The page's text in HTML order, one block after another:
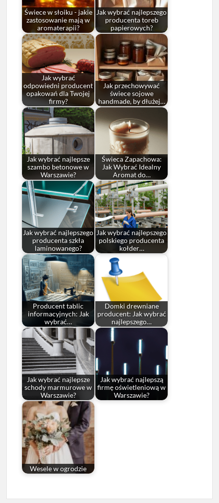
Świece w słoiku - jakie
zastosowanie mają w
aromaterapii?
Jak wybrać najlepszego
producenta toreb
papierowych?
Jak wybrać
odpowiedni producent
opakowań dla Twojej
firmy?
Jak przechowywać
świece sojowe
handmade, by dłużej…
Jak wybrać najlepsze
szambo betonowe w
Warszawie?
Świeca Zapachowa:
Jak Wybrać Idealny
Aromat do…
Jak wybrać najlepszego
producenta szkła
laminowanego?
Jak wybrać najlepszego
polskiego producenta
kołder…
Producent tablic
informacyjnych: Jak
wybrać…
Domki drewniane
producent: Jak wybrać
najlepszego…
Jak wybrać najlepsze
schody marmurowe w
Warszawie?
Jak wybrać najlepszą
firmę oświetleniową w
Warszawie?
Wesele w ogrodzie